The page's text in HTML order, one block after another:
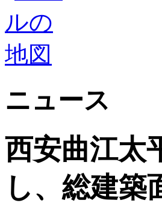
ニュース
西安曲江太
し、総建築